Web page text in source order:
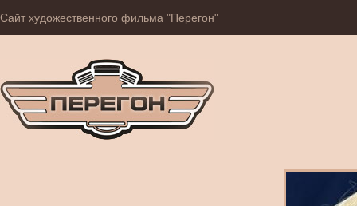
Сайт художественного фильма "Перегон"